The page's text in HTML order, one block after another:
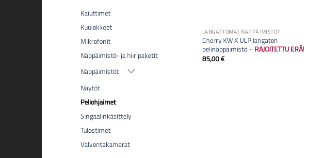
Kaiuttimet
Kuulokkeet
Mikrofonit
Näppäimistö- ja hiiripaketit
Näppäimistöt
Näytöt
Peliohjaimet
Singaalinkäsittely
Tulostimet
Valvontakamerat
LANGATTOMAT NÄPPÄIMISTÖT
Cherry KW X ULP langaton
pelinäppäimistö – RAJOITETTU ERÄ!
85,00€